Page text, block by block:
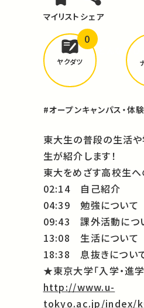
マイリスト シェア
どんな学
ヤクダツ
0
#オープンキャンパス・体
東大生の普段の生活
生が紹介します！
東大をめざす高校生へ
02:14 自己紹介
04:39 勉強について
09:43 課外活動につ
13:08 生活について
18:38 息抜きについ
★東京大学「入学・進
http://www.u-
tokyo.ac.jp/index/